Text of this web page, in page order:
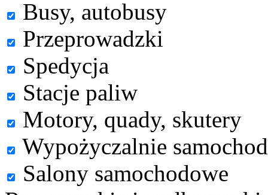
Busy, autobusy
Przeprowadzki
Spedycja
Stacje paliw
Motory, quady, skutery
Wypożyczalnie
Salony samochodowe